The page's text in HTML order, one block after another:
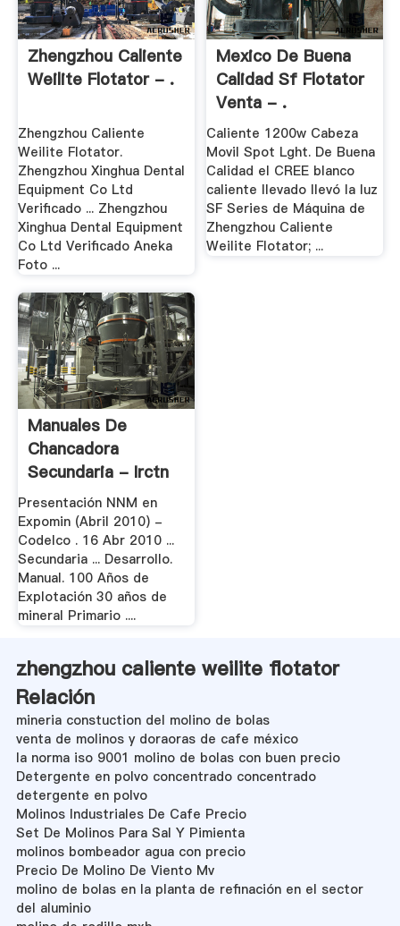
Zhengzhou Caliente
Weilite Flotator - .
Zhengzhou Caliente
Weilite Flotator.
Zhengzhou Xinghua Dental
Equipment Co Ltd
Verificado ... Zhengzhou
Xinghua Dental Equipment
Co Ltd Verificado Aneka
Foto ...
Mexico De Buena
Calidad Sf Flotator
Venta - .
Caliente 1200w Cabeza
Movil Spot Lght. De Buena
Calidad el CREE blanco
caliente llevado llevó la luz
SF Series de Máquina de
Zhengzhou Caliente
Weilite Flotator; ...
Manuales De
Chancadora
Secundaria - Irctn
Presentación NNM en
Expomin (Abril 2010) -
Codelco . 16 Abr 2010 ...
Secundaria ... Desarrollo.
Manual. 100 Años de
Explotación 30 años de
mineral Primario ....
zhengzhou caliente weilite flotator
Relación
mineria constuction del molino de bolas
venta de molinos y doraoras de cafe méxico
la norma iso 9001 molino de bolas con buen precio
Detergente en polvo concentrado concentrado
detergente en polvo
Molinos Industriales De Cafe Precio
Set De Molinos Para Sal Y Pimienta
molinos bombeador agua con precio
Precio De Molino De Viento Mv
molino de bolas en la planta de refinación en el sector
del aluminio